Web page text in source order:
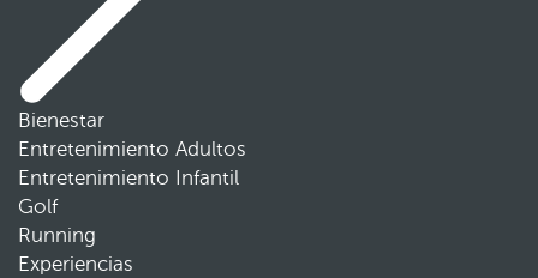
Bienestar
Entretenimiento Adultos
Entretenimiento Infantil
Golf
Running
Experiencias